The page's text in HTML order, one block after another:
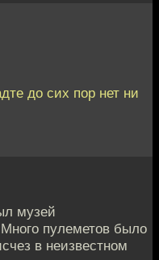
до сих пор нет ни
музей
пулеметов было
в неизвестном